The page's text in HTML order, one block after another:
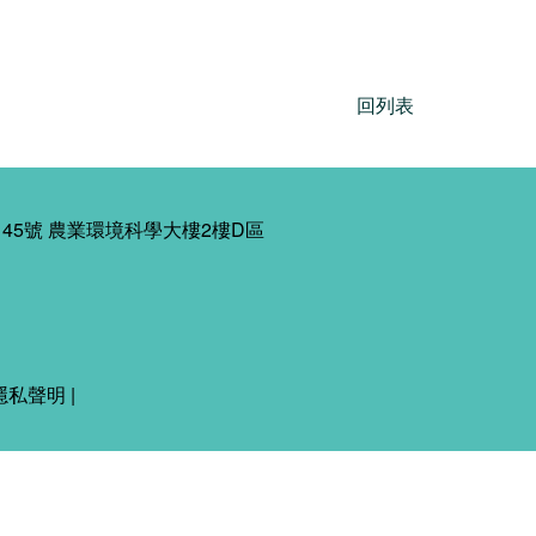
回列表
號 農業環境科學大樓2樓D區
私聲明 |